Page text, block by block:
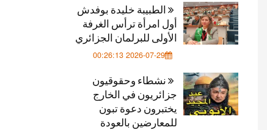
الطبيبة خليدة بوفدش
أول امرأة ترأس الغرفة
الأولى للبرلمان الجزائري
2026-07-29 00:26:13
نشطاء وحقوقيون
جزائريون في الخارج
يختبرون دعوة تبون
للمعارضين بالعودة